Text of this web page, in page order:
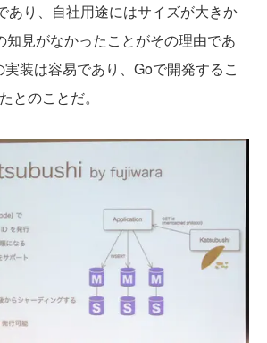
あり、自社用途にはサイズが大きか
知見がなかったことがその理由であ
装は容易であり、Goで開発するこ
とのことだ。